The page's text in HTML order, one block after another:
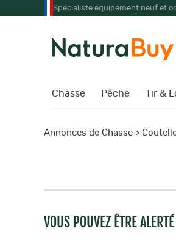
Spécialiste équipement neuf et
Chasse Pêche Tir &
Annonces de Chasse >
VOUS POUVEZ ÊTRE